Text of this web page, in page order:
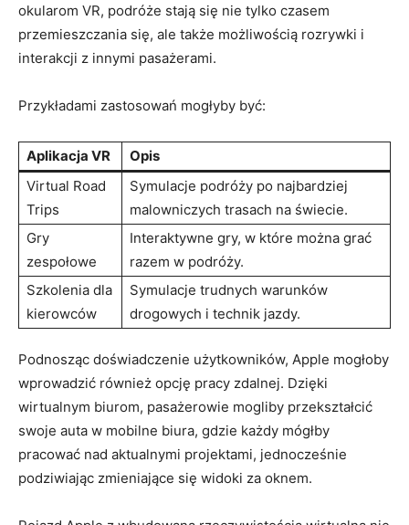
okularom VR, podróże stają się nie tylko czasem
przemieszczania się, ale także możliwością rozrywki i
interakcji z innymi pasażerami.
Przykładami zastosowań mogłyby być:
Aplikacja VR
Opis
Virtual Road
Trips
Symulacje podróży po najbardziej
malowniczych trasach na świecie.
Gry
zespołowe
Interaktywne gry, w które można grać
razem w podróży.
Szkolenia dla
kierowców
Symulacje trudnych warunków
drogowych i technik jazdy.
Podnosząc doświadczenie użytkowników, Apple mogłoby
wprowadzić również opcję pracy zdalnej. Dzięki
wirtualnym biurom, pasażerowie mogliby przekształcić
swoje auta w mobilne biura, gdzie każdy mógłby
pracować nad aktualnymi projektami, jednocześnie
podziwiając zmieniające się widoki za oknem.